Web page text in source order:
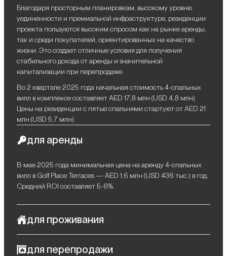
Благодаря просторным планировкам, высокому уровню
уединенности и премиальной инфраструктуре, резиденции
проекта пользуются высоким спросом как на рынке аренды,
так и среди покупателей, ориентированных на качество
жизни. Это создает отличные условия для получения
стабильного дохода от аренды и значительной
капитализации при перепродаже.
Во 2 квартале 2025 года начальная стоимость 4-спальных
вилл в комплексе составляет AED 17,8 млн (USD 4,8 млн).
Цены на резиденции с пятью спальнями стартуют от AED 21
млн (USD 5,7 млн).
для аренды
В мае 2025 года минимальная цена на аренду 4-спальных
вилл в Golf Place Terraces — AED 1,6 млн (USD 436 тыс.) в год.
Средний ROI составляет 5-6%.
для проживания
современного уюта в окружении живописной природы. Здесь
для перепродажи